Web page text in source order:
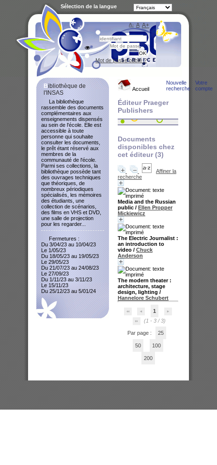
Accueil
Nouvelle
recherche
Votre
compte
Éditeur Praeger
Publishers
Documents
disponibles chez
cet éditeur (3)
Affiner la
recherche
Media and the Russian
public / Ellen Propper
Mickiewicz
The Electric Journalist :
an introduction to
video / Chuck
Anderson
The modern theater :
architecture, stage
design, lighting /
Hannelore Schubert
1
(1 - 3 / 3)
Par page : 25
50 100
200
Bibliothèque de
l'INSAS
La bibliothèque
rassemble des documents
complémentaires aux
enseignements dispensés
au sein de l'école. Elle est
accessible à toute
personne qui souhaite
consulter les documents,
le prêt étant réservé aux
membres de la
communauté de l'école.
Parmi ses collections, la
bibliothèque possède tant
des ouvrages techniques
que théoriques, de
nombreux périodiques
spécialisés, les mémoires
des étudiants, une
collection de scénarios,
des films en VHS et DVD,
une salle de projection
pour les regarder...
Fermetures :
Du 3/04/23 au 10/04/23
Le 1/05/23
Du 18/05/23 au 19/05/23
Le 29/05/23
Du 21/07/23 au 24/08/23
Le 27/09/23
Du 1/11/23 au 3/11/23
Le 15/11/23
Du 25/12/23 au 5/01/24
A- A A+
Sélection de la langue
Mot de passe oublié ?